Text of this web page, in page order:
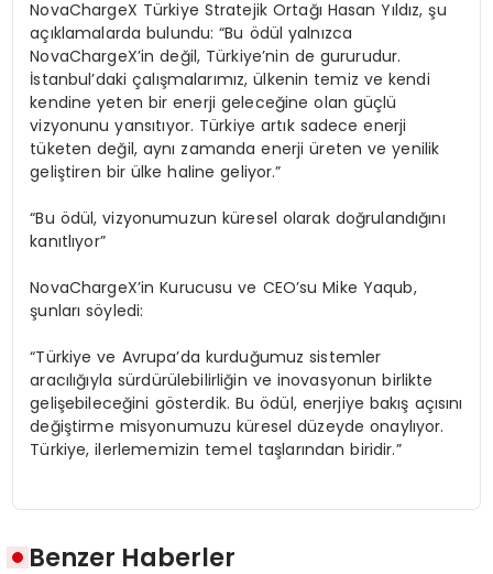
NovaChargeX Türkiye Stratejik Ortağı Hasan Yıldız, şu
açıklamalarda bulundu: “Bu ödül yalnızca
NovaChargeX’in değil, Türkiye’nin de gururudur.
İstanbul’daki çalışmalarımız, ülkenin temiz ve kendi
kendine yeten bir enerji geleceğine olan güçlü
vizyonunu yansıtıyor. Türkiye artık sadece enerji
tüketen değil, aynı zamanda enerji üreten ve yenilik
geliştiren bir ülke haline geliyor.”
“Bu ödül, vizyonumuzun küresel olarak doğrulandığını
kanıtlıyor”
NovaChargeX’in Kurucusu ve CEO’su Mike Yaqub,
şunları söyledi:
“Türkiye ve Avrupa’da kurduğumuz sistemler
aracılığıyla sürdürülebilirliğin ve inovasyonun birlikte
gelişebileceğini gösterdik. Bu ödül, enerjiye bakış açısını
değiştirme misyonumuzu küresel düzeyde onaylıyor.
Türkiye, ilerlememizin temel taşlarından biridir.”
Benzer Haberler